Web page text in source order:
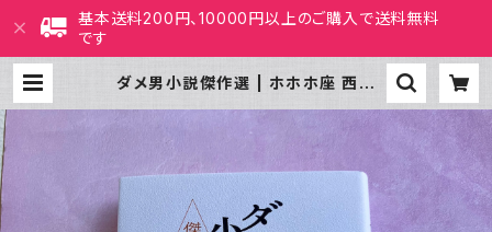
基本送料200円、10000円以上のご購入で送料無料
です
ダメ男小説傑作選 | ホホホ座 西田